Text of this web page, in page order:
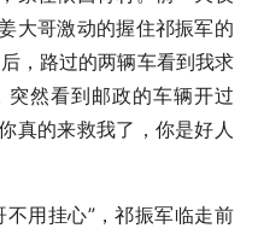
大哥激动的握住祁振军的
，路过的两辆车看到我求
然看到邮政的车辆开过
真的来救我了，你是好人
用挂心”，祁振军临走前